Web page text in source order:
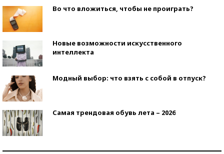
Во что вложиться, чтобы не проиграть?
Новые возможности искусственного
интеллекта
Модный выбор: что взять с собой в отпуск?
Самая трендовая обувь лета – 2026